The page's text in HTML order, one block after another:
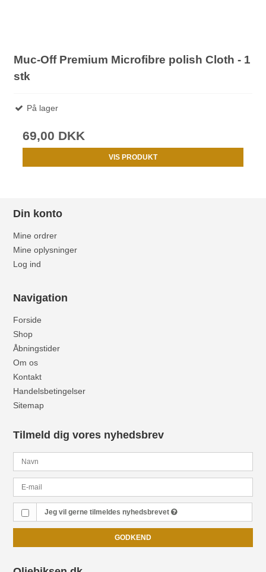
Muc-Off Premium Microfibre polish Cloth - 1
stk
På lager
69,00 DKK
VIS PRODUKT
Din konto
Mine ordrer
Mine oplysninger
Log ind
Navigation
Forside
Shop
Åbningstider
Om os
Kontakt
Handelsbetingelser
Sitemap
Tilmeld dig vores nyhedsbrev
Jeg vil gerne tilmeldes nyhedsbrevet
GODKEND